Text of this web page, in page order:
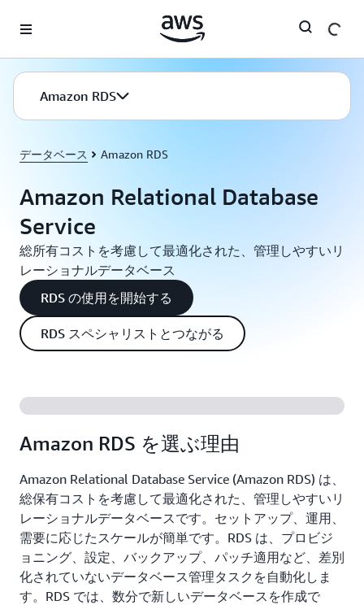
Amazon RDS
データベース Amazon RDS
Amazon Relational Database
Service
総所有コストを考慮して最適化された、管理しやすいリ
レーショナルデータベース
RDS の使用を開始する
RDS スペシャリストとつながる
Amazon RDS を選ぶ理由
Amazon Relational Database Service (Amazon RDS) は、
総保有コストを考慮して最適化された、管理しやすいリ
レーショナルデータベースです。セットアップ、運用、
需要に応じたスケールが簡単です。RDS は、プロビジ
ョニング、設定、バックアップ、パッチ適用など、差別
化されていないデータベース管理タスクを自動化しま
す。RDS では、数分で新しいデータベースを作成で